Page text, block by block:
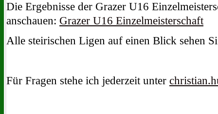
Die Ergebnisse der Grazer U16
anschauen: Grazer U16 Einzelmeisterschaft
Alle steirischen Ligen auf einen Blick sehen
Für Fragen stehe ich jederzeit unter